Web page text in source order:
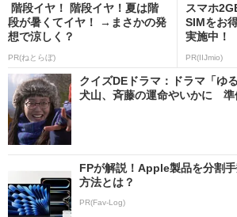
階段イヤ！ 階段イヤ！夏は階
段が暑くてイヤ！ →まさかの発
想で涼しく？
PR(ねとらぼ)
スマホ
SIMをお
実施中！
PR(IIJmio)
クイズDEドラマ：ドラマ「ゆ
犬山、斉藤の運命やいかに 準
FPが解説！Apple製品を分割
方法とは？
PR(Fav-Log)